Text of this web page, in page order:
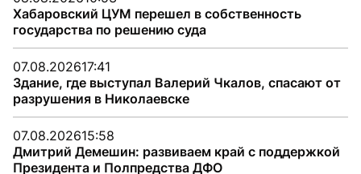
Хабаровский ЦУМ перешел в собственность
государства по решению суда
07.08.202617:41
Здание, где выступал Валерий Чкалов, спасают от
разрушения в Николаевске
07.08.202615:58
Дмитрий Демешин: развиваем край с поддержкой
Президента и Полпредства ДФО